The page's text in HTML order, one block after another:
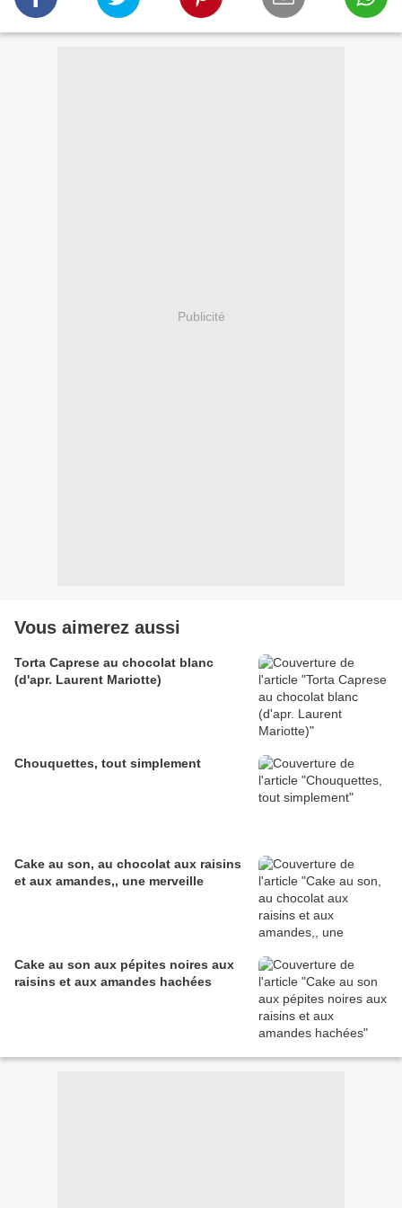
Publicité
Vous aimerez aussi
Torta Caprese au chocolat blanc
(d'apr. Laurent Mariotte)
Chouquettes, tout simplement
Cake au son, au chocolat aux raisins
et aux amandes,, une merveille
Cake au son aux pépites noires aux
raisins et aux amandes hachées